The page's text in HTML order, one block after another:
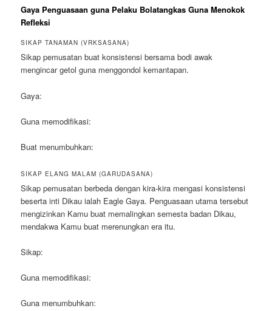
Gaya Penguasaan guna Pelaku Bolatangkas Guna Menokok
Refleksi
SIKAP TANAMAN (VRKSASANA)
Sikap pemusatan buat konsistensi bersama bodi awak
mengincar getol guna menggondol kemantapan.
Gaya:
Guna memodifikasi:
Buat menumbuhkan:
SIKAP ELANG MALAM (GARUDASANA)
Sikap pemusatan berbeda dengan kira-kira mengasi konsistensi
beserta inti Dikau ialah Eagle Gaya. Penguasaan utama tersebut
mengizinkan Kamu buat memalingkan semesta badan Dikau,
mendakwa Kamu buat merenungkan era itu.
Sikap:
Guna memodifikasi:
Guna menumbuhkan: